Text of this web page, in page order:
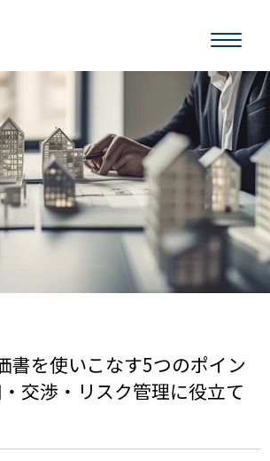
書を使いこなす5つのポイン
交渉・リスク管理に役立て